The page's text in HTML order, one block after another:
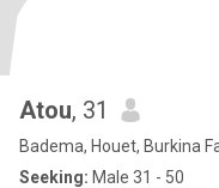
Atou, 31
Badema, Houet, Burkina
Seeking: Male 31 - 50